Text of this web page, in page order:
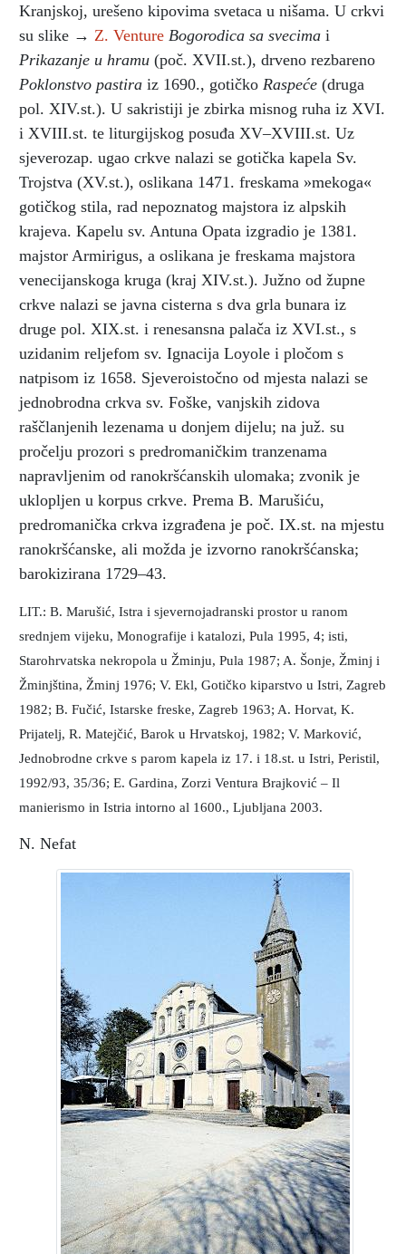
Kranjskoj, urešeno kipovima svetaca u nišama. U crkvi
su slike → Z. Venture Bogorodica sa svecima i
Prikazanje u hramu (poč. XVII.st.), drveno rezbareno
Poklonstvo pastira iz 1690., gotičko Raspeće (druga
pol. XIV.st.). U sakristiji je zbirka misnog ruha iz XVI.
i XVIII.st. te liturgijskog posuđa XV–XVIII.st. Uz
sjeverozap. ugao crkve nalazi se gotička kapela Sv.
Trojstva (XV.st.), oslikana 1471. freskama »mekoga«
gotičkog stila, rad nepoznatog majstora iz alpskih
krajeva. Kapelu sv. Antuna Opata izgradio je 1381.
majstor Armirigus, a oslikana je freskama majstora
venecijanskoga kruga (kraj XIV.st.). Južno od župne
crkve nalazi se javna cisterna s dva grla bunara iz
druge pol. XIX.st. i renesansna palača iz XVI.st., s
uzidanim reljefom sv. Ignacija Loyole i pločom s
natpisom iz 1658. Sjeveroistočno od mjesta nalazi se
jednobrodna crkva sv. Foške, vanjskih zidova
raščlanjenih lezenama u donjem dijelu; na juž. su
pročelju prozori s predromaničkim tranzenama
napravljenim od ranokršćanskih ulomaka; zvonik je
uklopljen u korpus crkve. Prema B. Marušiću,
predromanička crkva izgrađena je poč. IX.st. na mjestu
ranokršćanske, ali možda je izvorno ranokršćanska;
barokizirana 1729–43.
LIT.: B. Marušić, Istra i sjevernojadranski prostor u ranom
srednjem vijeku, Monografije i katalozi, Pula 1995, 4; isti,
Starohrvatska nekropola u Žminju, Pula 1987; A. Šonje, Žminj i
Žminjština, Žminj 1976; V. Ekl, Gotičko kiparstvo u Istri, Zagreb
1982; B. Fučić, Istarske freske, Zagreb 1963; A. Horvat, K.
Prijatelj, R. Matejčić, Barok u Hrvatskoj, 1982; V. Marković,
Jednobrodne crkve s parom kapela iz 17. i 18.st. u Istri, Peristil,
1992/93, 35/36; E. Gardina, Zorzi Ventura Brajković – Il
manierismo in Istria intorno al 1600., Ljubljana 2003.
N. Nefat